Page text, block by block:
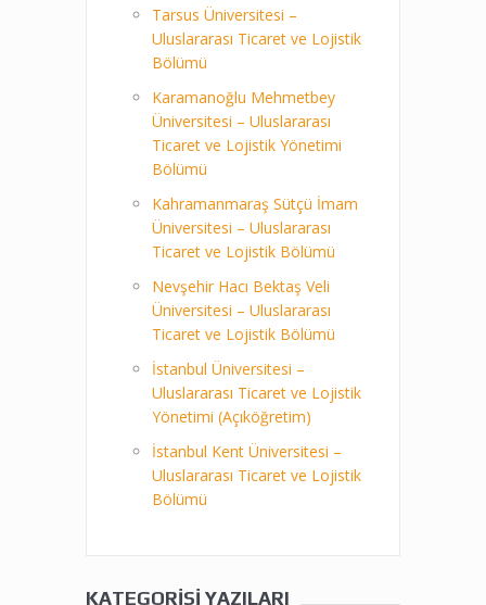
Tarsus Üniversitesi –
Uluslararası Ticaret ve Lojistik
Bölümü
Karamanoğlu Mehmetbey
Üniversitesi – Uluslararası
Ticaret ve Lojistik Yönetimi
Bölümü
Kahramanmaraş Sütçü İmam
Üniversitesi – Uluslararası
Ticaret ve Lojistik Bölümü
Nevşehir Hacı Bektaş Veli
Üniversitesi – Uluslararası
Ticaret ve Lojistik Bölümü
İstanbul Üniversitesi –
Uluslararası Ticaret ve Lojistik
Yönetimi (Açıköğretim)
İstanbul Kent Üniversitesi –
Uluslararası Ticaret ve Lojistik
Bölümü
KATEGORISI YAZILARI